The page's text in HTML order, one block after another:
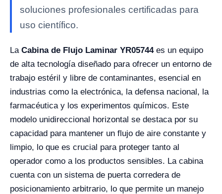
soluciones profesionales certificadas para
uso científico.
La Cabina de Flujo Laminar YR05744es un equipo
de alta tecnología diseñado para ofrecer un entorno de
trabajo estéril y libre de contaminantes, esencial en
industrias como la electrónica, la defensa nacional, la
farmacéutica y los experimentos químicos. Este
modelo unidireccional horizontal se destaca por su
capacidad para mantener un flujo de aire constante y
limpio, lo que es crucial para proteger tanto al
operador como a los productos sensibles. La cabina
cuenta con un sistema de puerta corredera de
posicionamiento arbitrario, lo que permite un manejo